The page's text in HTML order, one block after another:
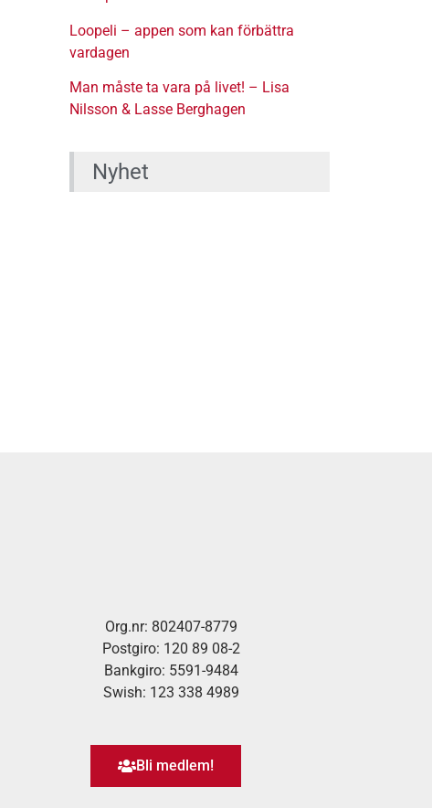
Loopeli – appen som kan förbättra
vardagen
Man måste ta vara på livet! – Lisa
Nilsson & Lasse Berghagen
Nyhet
Org.nr: 802407-8779
Postgiro: 120 89 08-2
Bankgiro: 5591-9484
Swish: 123 338 4989
Bli medlem!